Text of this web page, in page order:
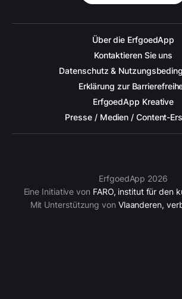
Über die ErfgoedApp
Kontaktieren Sie uns
Datenschutz &
Erklärung zur
ErfgoedApp Kreative
Presse / Medien / Content-
ErfgoedApp 2026
Eine Initiative von FARO, institut für den
Mit Unterstützung von Vlaanderen,